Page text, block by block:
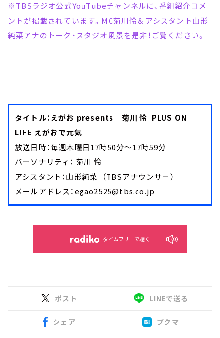
※TBSラジオ公式YouTubeチャンネルに、番組紹介コメ
ントが掲載されています。MC菊川怜＆アシスタント山形
純菜アナのトーク・スタジオ風景を是非！ご覧ください。
タイトル：えがお presents 菊川 怜 PLUS ON
LIFE えがおで元気
放送日時：毎週木曜日17時50分～17時59分
パーソナリティ： 菊川 怜
アシスタント：山形純菜 （TBSアナウンサー）
メールアドレス：egao2525@tbs.co.jp
タイムフリーで聴く
ポスト LINEで送る
シェア ブクマ